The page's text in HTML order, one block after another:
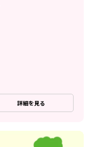
詳細を見る